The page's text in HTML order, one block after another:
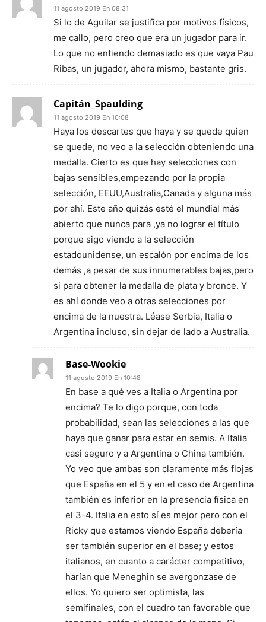
11 agosto 2019 En 08:31
Si lo de Aguilar se justifica por motivos físicos,
me callo, pero creo que era un jugador para ir.
Lo que no entiendo demasiado es que vaya Pau
Ribas, un jugador, ahora mismo, bastante gris.
Capitán_Spaulding
11 agosto 2019 En 10:08
Haya los descartes que haya y se quede quien
se quede, no veo a la selección obteniendo una
medalla. Cierto es que hay selecciones con
bajas sensibles,empezando por la propia
selección, EEUU,Australia,Canada y alguna más
por ahí. Este año quizás esté el mundial más
abierto que nunca para ,ya no lograr el título
porque sigo viendo a la selección
estadounidense, un escalón por encima de los
demás ,a pesar de sus innumerables bajas,pero
si para obtener la medalla de plata y bronce. Y
es ahí donde veo a otras selecciones por
encima de la nuestra. Léase Serbia, Italia o
Argentina incluso, sin dejar de lado a Australia.
Base-Wookie
11 agosto 2019 En 10:48
En base a qué ves a Italia o Argentina por
encima? Te lo digo porque, con toda
probabilidad, sean las selecciones a las que
haya que ganar para estar en semis. A Italia
casi seguro y a Argentina o China también.
Yo veo que ambas son claramente más flojas
que España en el 5 y en el caso de Argentina
también es inferior en la presencia física en
el 3-4. Italia en esto sí es mejor pero con el
Ricky que estamos viendo España debería
ser también superior en el base; y estos
italianos, en cuanto a carácter competitivo,
harían que Meneghin se avergonzase de
ellos. Yo quiero ser optimista, las
semifinales, con el cuadro tan favorable que